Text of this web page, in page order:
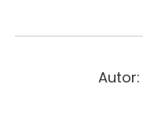
Autor: